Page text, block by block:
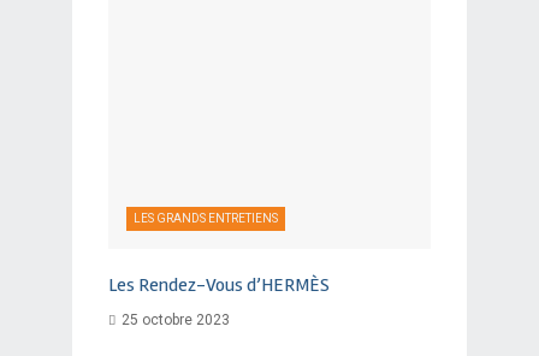
LES GRANDS ENTRETIENS
Les Rendez-Vous d’HERMÈS
25 octobre 2023